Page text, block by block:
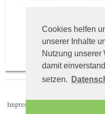
Cookies helfen
unserer Inhalte
Nutzung unserer
damit
setzen.
Impressum